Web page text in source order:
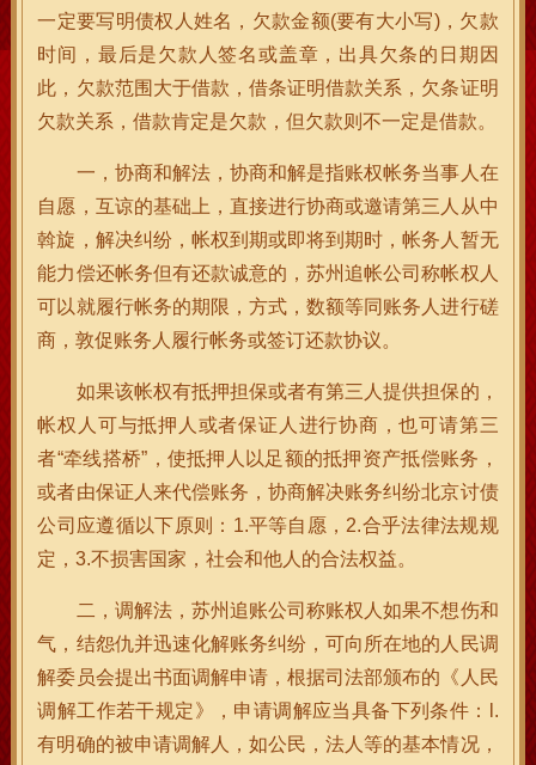
一定要写明债权人姓名，欠款金额(要有大小写)，欠款
时间，最后是欠款人签名或盖章，出具欠条的日期因
此，欠款范围大于借款，借条证明借款关系，欠条证明
欠款关系，借款肯定是欠款，但欠款则不一定是借款。
一，协商和解法，协商和解是指账权帐务当事人在
自愿，互谅的基础上，直接进行协商或邀请第三人从中
斡旋，解决纠纷，帐权到期或即将到期时，帐务人暂无
能力偿还帐务但有还款诚意的，苏州追帐公司称帐权人
可以就履行帐务的期限，方式，数额等同账务人进行磋
商，敦促账务人履行帐务或签订还款协议。
如果该帐权有抵押担保或者有第三人提供担保的，
帐权人可与抵押人或者保证人进行协商，也可请第三
者“牵线搭桥”，使抵押人以足额的抵押资产抵偿账务，
或者由保证人来代偿账务，协商解决账务纠纷北京讨债
公司应遵循以下原则：1.平等自愿，2.合乎法律法规规
定，3.不损害国家，社会和他人的合法权益。
二，调解法，苏州追账公司称账权人如果不想伤和
气，结怨仇并迅速化解账务纠纷，可向所在地的人民调
解委员会提出书面调解申请，根据司法部颁布的《人民
调解工作若干规定》，申请调解应当具备下列条件：l.
有明确的被申请调解人，如公民，法人等的基本情况，